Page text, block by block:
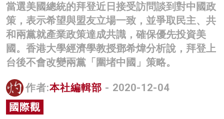
科技
影片
名家榜
關於我們
當選美國總統的拜登近日接受訪問談到對中國政
策，表示希望與盟友立場一致，並爭取民主、共
和兩黨就產業政策達成共識，確保優先投資美
國。香港大學經濟學教授鄧希煒分析說，拜登上
台後不會改變兩黨「圍堵中國」策略。
作者:本社編輯部 - 2020-12-04
國際觀